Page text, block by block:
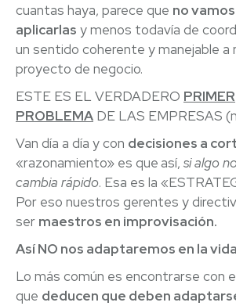
cuantas haya, parece que no
aplicarlas y menos todavía de
un sentido coherente y manejable a
proyecto de negocio.
ESTE ES EL VERDADERO PRIMER
PROBLEMA DE LAS EMPRESAS
Van día a día y con decisiones a
«razonamiento» es queasí, si algo
cambia rápido. Esa es la
Por eso nuestros gerentes y
ser maestros en improvisación.
Así NO nos adaptaremos en la
Lo más común es encontrarse con
que deducen que deben